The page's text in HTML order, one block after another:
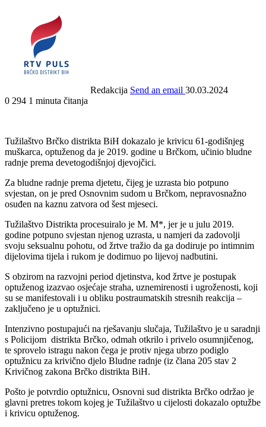
Redakcija Send an email 30.03.2024
0 294 1 minuta čitanja
Tužilaštvo Brčko distrikta BiH dokazalo je krivicu 61-godišnjeg
muškarca, optuženog da je 2019. godine u Brčkom, učinio bludne
radnje prema devetogodišnjoj djevojčici.
Za bludne radnje prema djetetu, čijeg je uzrasta bio potpuno
svjestan, on je pred Osnovnim sudom u Brčkom, nepravosnažno
osuđen na kaznu zatvora od šest mjeseci.
Tužilaštvo Distrikta procesuiralo je M. M*, jer je u julu 2019.
godine potpuno svjestan njenog uzrasta, u namjeri da zadovolji
svoju seksualnu pohotu, od žrtve tražio da ga dodiruje po intimnim
dijelovima tijela i rukom je dodirnuo po lijevoj nadbutini.
S obzirom na razvojni period djetinstva, kod žrtve je postupak
optuženog izazvao osjećaje straha, uznemirenosti i ugroženosti, koji
su se manifestovali i u obliku postraumatskih stresnih reakcija –
zaključeno je u optužnici.
Intenzivno postupajući na rješavanju slučaja, Tužilaštvo je u saradnji
s Policijom distrikta Brčko, odmah otkrilo i privelo osumnjičenog,
te sprovelo istragu nakon čega je protiv njega ubrzo podiglo
optužnicu za krivično djelo Bludne radnje (iz člana 205 stav 2
Krivičnog zakona Brčko distrikta BiH.
Pošto je potvrdio optužnicu, Osnovni sud distrikta Brčko održao je
glavni pretres tokom kojeg je Tužilaštvo u cijelosti dokazalo optužbe
i krivicu optuženog.